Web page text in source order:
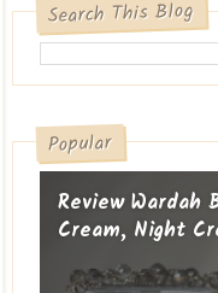
Search This Blog
Popular
Review
Cream, Night